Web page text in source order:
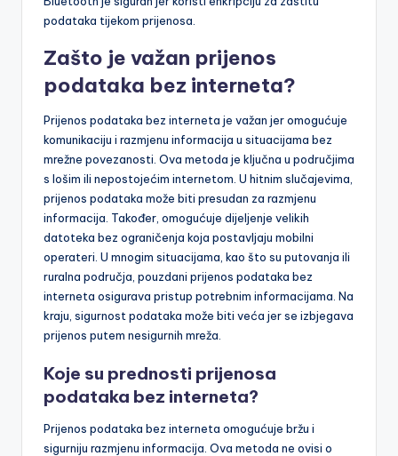
podataka tijekom prijenosa.
Zašto je važan prijenos
podataka bez interneta?
Prijenos podataka bez interneta je važan jer omogućuje
komunikaciju i razmjenu informacija u situacijama bez
mrežne povezanosti. Ova metoda je ključna u područjima
s lošim ili nepostojećim internetom. U hitnim slučajevima,
prijenos podataka može biti presudan za razmjenu
informacija. Također, omogućuje dijeljenje velikih
datoteka bez ograničenja koja postavljaju mobilni
operateri. U mnogim situacijama, kao što su putovanja ili
ruralna područja, pouzdani prijenos podataka bez
interneta osigurava pristup potrebnim informacijama. Na
kraju, sigurnost podataka može biti veća jer se izbjegava
prijenos putem nesigurnih mreža.
Koje su prednosti prijenosa
podataka bez interneta?
Prijenos podataka bez interneta omogućuje bržu i
sigurniju razmjenu informacija. Ova metoda ne ovisi o